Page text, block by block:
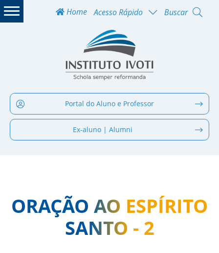
Home Acesso Rápido Buscar
Portal do Aluno e Professor
Ex-aluno | Alumni
ORAÇÃO AO ESPÍRITO
SANTO - 2